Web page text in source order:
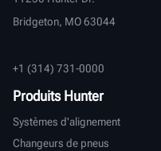
Bridgeton, MO 63044
+1 (314) 731-0000
Produits Hunter
Systèmes d'alignement
Changeurs de pneus